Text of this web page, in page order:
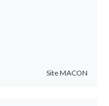
SiteMACON